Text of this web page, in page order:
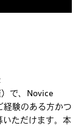
で、Novice
経験のある方かつ
いただけます。本